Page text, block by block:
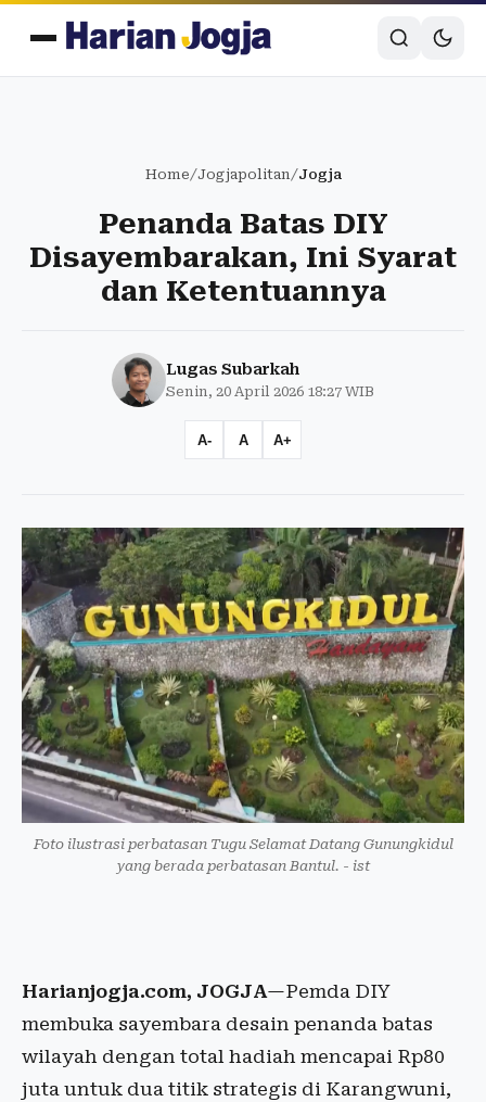
Home/Jogjapolitan/Jogja
Penanda Batas DIY
Disayembarakan, Ini Syarat
dan Ketentuannya
Lugas Subarkah
Senin, 20 April 2026 18:27 WIB
A- A A+
Foto ilustrasi perbatasan Tugu Selamat Datang Gunungkidul
yang berada perbatasan Bantul. - ist
Harianjogja.com, JOGJA—Pemda DIY
membuka sayembara desain penanda batas
wilayah dengan total hadiah mencapai Rp80
juta untuk dua titik strategis di Karangwuni,